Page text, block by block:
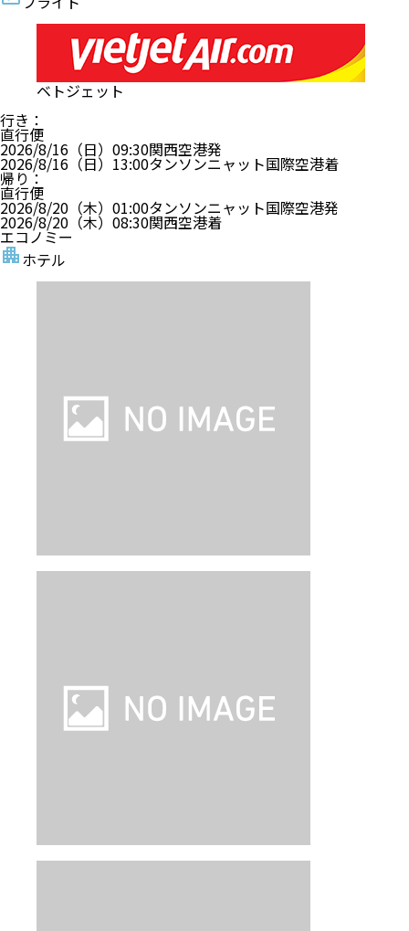
ベトジェット
行き ：
直行便
2026/8/16（日） 09:30関西空港発
2026/8/16（日） 13:00タンソンニャット国際空港着
帰り ：
直行便
2026/8/20（木） 01:00タンソンニャット国際空港発
2026/8/20（木） 08:30関西空港着
エコノミー
ホテル